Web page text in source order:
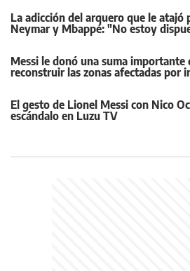
La adicción del arquero que le atajó
Neymar y Mbappé: "No estoy
Messi le donó una suma importante
reconstruir las zonas afectadas por
El gesto de Lionel Messi con Nico
escándalo en Luzu TV